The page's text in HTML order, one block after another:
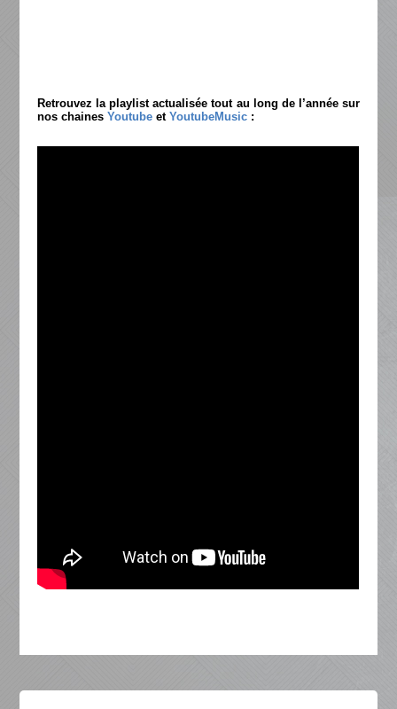
Retrouvez la playlist actualisée tout au long de l’année sur
nos chainesYoutube etYoutubeMusic :